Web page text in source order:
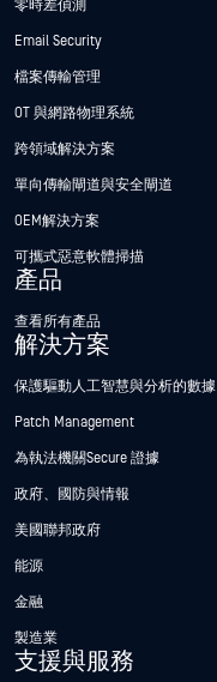
零時差偵測
Email Security
檔案傳輸管理
OT 與網路物理系統
跨領域解決方案
單向傳輸閘道與安全閘道
OEM解決方案
可攜式惡意軟體掃描
產品
查看所有產品
解決方案
保護驅動人工智慧與分析的數據
Patch Management
為執法機關Secure 證據
政府、國防與情報
美國聯邦政府
能源
金融
製造業
支援與服務